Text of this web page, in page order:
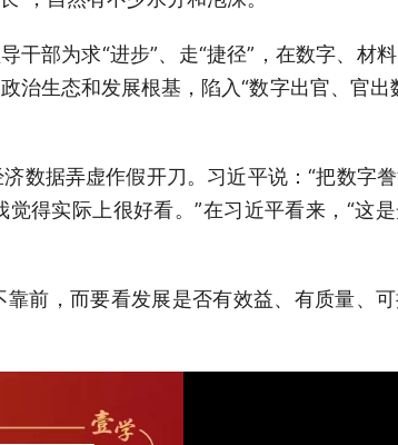
干部为求“进步”、走“捷径”，在数字、材
治生态和发展根基，陷入“数字出官、官出
数据弄虚作假开刀。习近平说：“把数字
得实际上很好看。”在习近平看来，“这
前，而要看发展是否有效益、有质量、